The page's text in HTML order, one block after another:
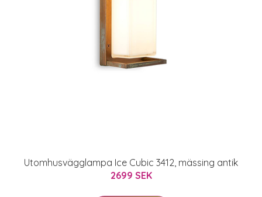
Utomhusvägglampa Ice Cubic 3412, mässing antik
2699 SEK